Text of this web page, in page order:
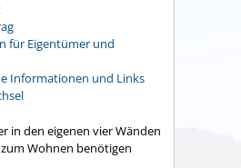
für Eigentümer und
Informationen und Links
in den eigenen vier Wänden
Wohnen benötigen